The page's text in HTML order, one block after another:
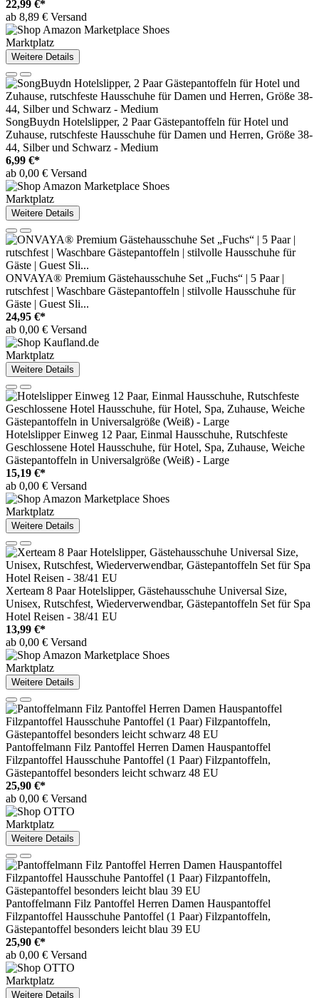
22,99 €*
ab 8,89 € Versand
Marktplatz
Weitere Details
SongBuydn Hotelslipper, 2 Paar Gästepantoffeln für Hotel und
Zuhause, rutschfeste Hausschuhe für Damen und Herren, Größe 38-
44, Silber und Schwarz - Medium
6,99 €*
ab 0,00 € Versand
Marktplatz
Weitere Details
ONVAYA® Premium Gästehausschuhe Set „Fuchs“ | 5 Paar |
rutschfest | Waschbare Gästepantoffeln | stilvolle Hausschuhe für
Gäste | Guest Sli...
24,95 €*
ab 0,00 € Versand
Marktplatz
Weitere Details
Hotelslipper Einweg 12 Paar, Einmal Hausschuhe, Rutschfeste
Geschlossene Hotel Hausschuhe, für Hotel, Spa, Zuhause, Weiche
Gästepantoffeln in Universalgröße (Weiß) - Large
15,19 €*
ab 0,00 € Versand
Marktplatz
Weitere Details
Xerteam 8 Paar Hotelslipper, Gästehausschuhe Universal Size,
Unisex, Rutschfest, Wiederverwendbar, Gästepantoffeln Set für Spa
Hotel Reisen - 38/41 EU
13,99 €*
ab 0,00 € Versand
Marktplatz
Weitere Details
Pantoffelmann Filz Pantoffel Herren Damen Hauspantoffel
Filzpantoffel Hausschuhe Pantoffel (1 Paar) Filzpantoffeln,
Gästepantoffel besonders leicht schwarz 48 EU
25,90 €*
ab 0,00 € Versand
Marktplatz
Weitere Details
Pantoffelmann Filz Pantoffel Herren Damen Hauspantoffel
Filzpantoffel Hausschuhe Pantoffel (1 Paar) Filzpantoffeln,
Gästepantoffel besonders leicht blau 39 EU
25,90 €*
ab 0,00 € Versand
Marktplatz
Weitere Details